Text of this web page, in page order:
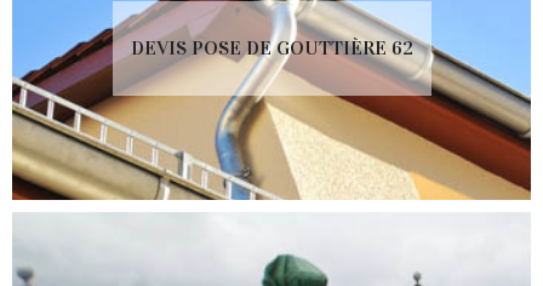
DEVIS POSE DE GOUTTIÈRE 62